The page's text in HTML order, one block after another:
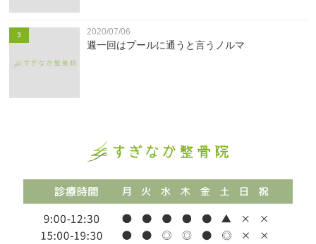
3 2020/07/06
週一回はプールに通うと言うノルマ